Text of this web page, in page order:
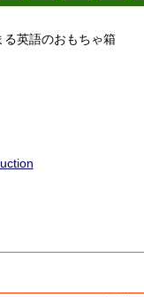
る英語のおもちゃ箱